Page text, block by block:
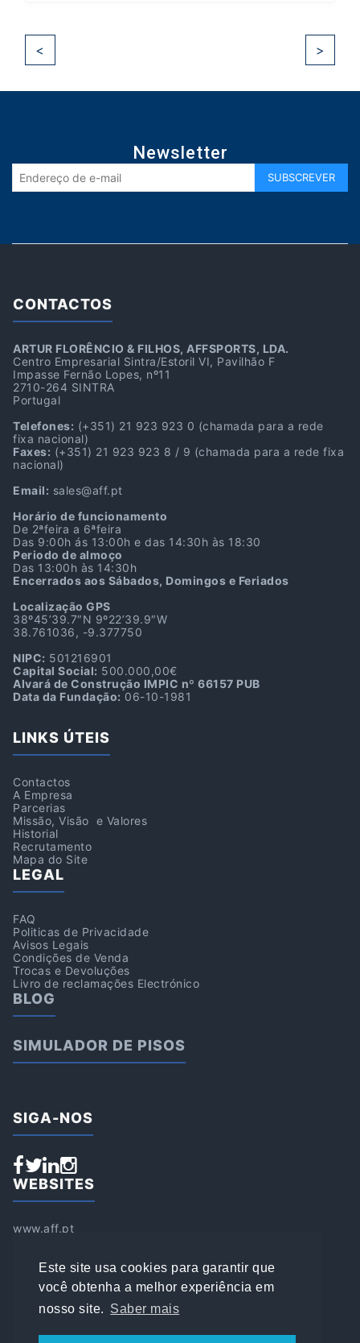
Este site usa cookies para garantir que
você obtenha a melhor experiência em
nosso site. Saber mais
< >
Newsletter
CONTACTOS
ARTUR FLORÊNCIO & FILHOS, AFFSPORTS, LDA.
Centro Empresarial Sintra/Estoril VI, Pavilhão F
Impasse Fernão Lopes, nº11
2710-264 SINTRA
Portugal
Telefones: (+351) 21 923 923 0 (chamada para a rede
fixa nacional)
Faxes: (+351) 21 923 923 8 / 9 (chamada para a rede fixa
nacional)
Email: sales@aff.pt
Horário de funcionamento
De 2ªfeira a 6ªfeira
Das 9:00h ás 13:00h e das 14:30h às 18:30
Periodo de almoço
Das 13:00h às 14:30h
Encerrados aos Sábados, Domingos e Feriados
Localização GPS
38º45’39.7″N 9º22’39.9″W
38.761036, -9.377750
NIPC: 501216901
Capital Social: 500.000,00€
Alvará de Construção IMPIC nº 66157 PUB
Data da Fundação: 06-10-1981
LINKS ÚTEIS
Contactos
A Empresa
Parcerias
Missão, Visão e Valores
Historial
Recrutamento
Mapa do Site
LEGAL
FAQ
Politicas de Privacidade
Avisos Legais
Condições de Venda
Trocas e Devoluções
Livro de reclamações Electrónico
BLOG
SIMULADOR DE PISOS
SIGA-NOS
WEBSITES
www.aff.pt
PESQUISAR